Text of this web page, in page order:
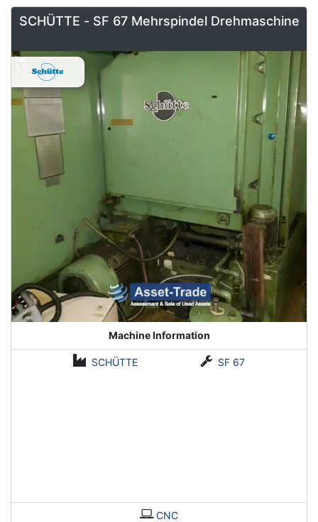
SCHÜTTE - SF 67 Mehrspindel­ Drehmaschine
Machine Information
SCHÜTTE SF 67
CNC